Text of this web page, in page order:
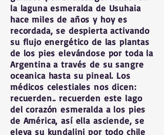
la laguna esmeralda de Usuhaia
hace miles de años y hoy es
recordada, se despierta activando
su flujo energético de las plantas
de los pies elevándose por toda la
Argentina a través de su sangre
oceanica hasta su pineal. Los
médicos celestiales nos dicen:
recuerden.. recuerden este lago
del corazón esmeralda a los pies
de América, así ella asciende, se
eleva su kundalini por todo chile